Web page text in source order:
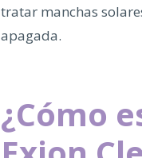
tratar manchas
apagada.
¿Cómo